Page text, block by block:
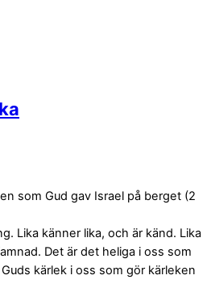
som Gud gav Israel på berget (2
Lika känner lika, och är känd. Lika
Det är det heliga i oss som
kärlek i oss som gör kärleken